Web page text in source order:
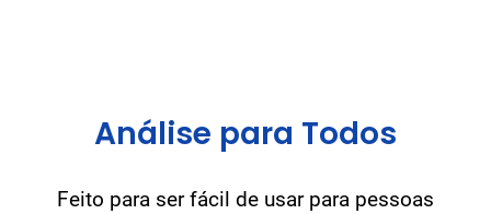
Análise para Todos
Feito para ser fácil de usar para pessoas